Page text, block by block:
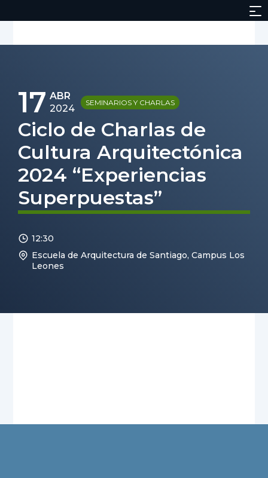
17 ABR
2024
SEMINARIOS Y CHARLAS
Ciclo de Charlas de
Cultura Arquitectónica
2024 “Experiencias
Superpuestas”
12:30
Escuela de Arquitectura de Santiago, Campus Los
Leones